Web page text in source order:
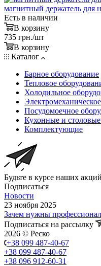
магнитный держатель для
Есть в наличии
В корзину
735 грн./шт
В корзину
Каталог
Барное оборудование
Тепловое
Холодильное
Посудомоечное
Кухонные и
Комплектующие
Будьте в курсе наших
Подписаться
Новости
23 ноября 2025
Зачем нужны
Подписаться на рассылку
2026 © Реско
+38 099 487-40-67
+38 099 487-40-67
+38 096 912-60-31